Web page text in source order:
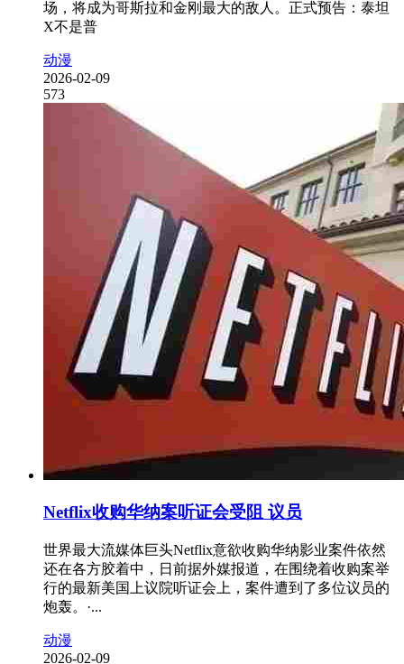
场，将成为哥斯拉和金刚最大的敌人。正式预告：泰坦
X不是普
动漫
2026-02-09
573
Netflix收购华纳案听证会受阻 议员
世界最大流媒体巨头Netflix意欲收购华纳影业案件依然
还在各方胶着中，日前据外媒报道，在围绕着收购案举
行的最新美国上议院听证会上，案件遭到了多位议员的
炮轰。·...
动漫
2026-02-09